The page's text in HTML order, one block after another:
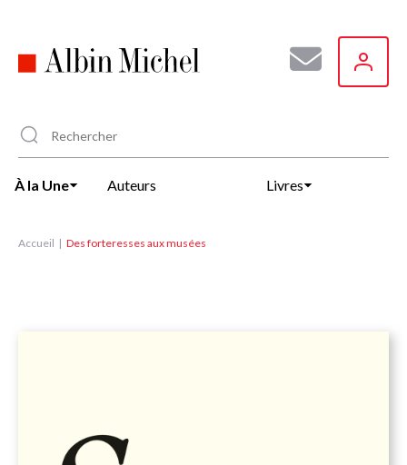
principal
À la Une Auteurs Livres
Accueil Des forteresses aux musées